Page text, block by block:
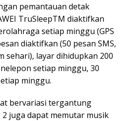
pemantauan detak
TruSleepTM diaktifkan
setiap minggu (GPS
diaktifkan (50 pesan SMS,
sehari), layar dihidupkan 200
setiap minggu, 30
minggu.
bervariasi tergantung
2 juga dapat memutar musik